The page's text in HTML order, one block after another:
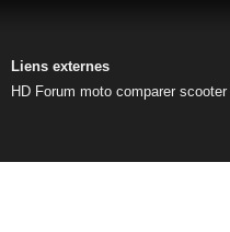
Liens externes
HD Forum moto comparer scooter